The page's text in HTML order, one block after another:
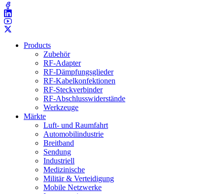
Products
Zubehör
RF-Adapter
RF-Dämpfungsglieder
RF-Kabelkonfektionen
RF-Steckverbinder
RF-Abschlusswiderstände
Werkzeuge
Märkte
Luft- und Raumfahrt
Automobilindustrie
Breitband
Sendung
Industriell
Medizinische
Militär & Verteidigung
Mobile Netzwerke